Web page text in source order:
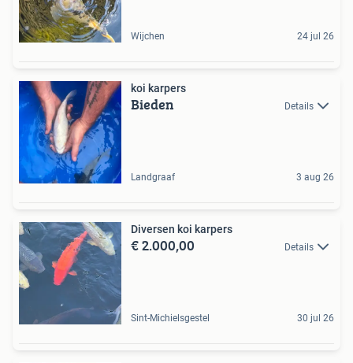
Wijchen 24 jul 26
koi karpers
Bieden Details
Landgraaf 3 aug 26
Diversen koi karpers
€ 2.000,00 Details
Sint-Michielsgestel 30 jul 26